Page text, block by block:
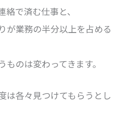
で済む仕事と、
が業務の半分以上を占める
ものは変わってきます。
は各々見つけてもらうとし